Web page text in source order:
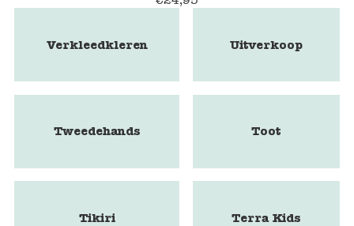
Verkleedkleren Uitverkoop
Tweedehands Toot
Tikiri Terra Kids